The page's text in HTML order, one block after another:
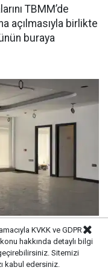
TBMM’de
açılmasıyla birlikte
buraya
4 normal kattan
KVKK ve GDPR
hakkında detaylı bilgi
Sitemizi
kabul edersiniz.